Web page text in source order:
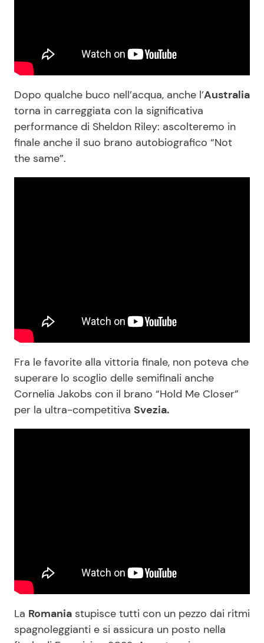
Dopo qualche buco nell’acqua, anche l’Australia
torna in carreggiata con la significativa
performance di Sheldon Riley: ascolteremo in
finale anche il suo brano autobiografico “Not
the same”.
Fra le favorite alla vittoria finale, non poteva che
superare lo scoglio delle semifinali anche
Cornelia Jakobs con il brano “Hold Me Closer”
per la ultra-competitiva Svezia.
La Romania stupisce tutti con un pezzo dai ritmi
spagnoleggianti e si assicura un posto nella